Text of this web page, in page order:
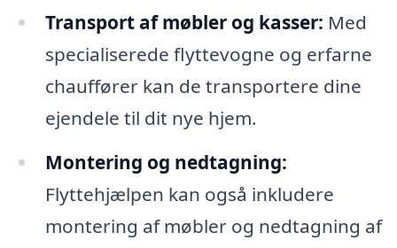
Transport af møbler og kasser: Med
specialiserede flyttevogne og erfarne
chauffører kan de transportere dine
ejendele til dit nye hjem.
Montering og nedtagning:
Flyttehjælpen kan også inkludere
montering af møbler og nedtagning af